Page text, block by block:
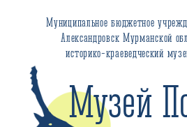
Муниципальное бюджетное учреждение культуры ЗАТО
Александровск Мурманской области «Городской
историко-краеведческий музей г. Полярного»